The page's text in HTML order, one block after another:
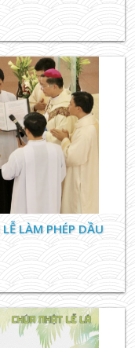
mạng giới phụ lão
LÀM PHÉP DẦU